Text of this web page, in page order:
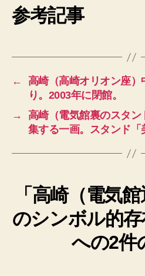
参考記事
←
高崎（高崎オリオン座
り。2003年に閉館。
→
高崎（電気館裏のスタ
集する一画。スタンド「
「高崎（電気
のシンボル的存
への2件